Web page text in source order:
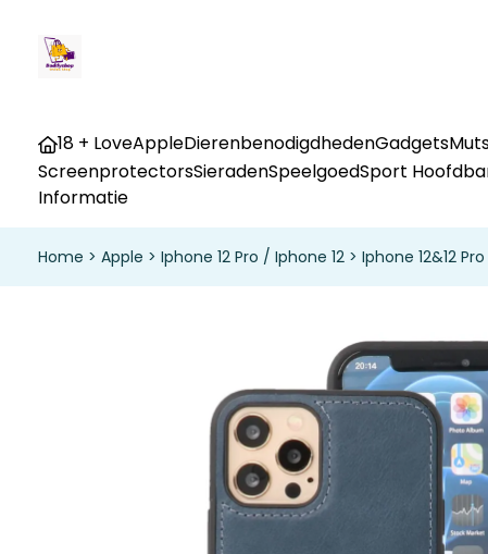
18 + LoveAppleDierenbenodigdhedenGadgets
ScreenprotectorsSieradenSpeelgoedSport
Informatie
Home > Apple > Iphone 12 Pro / Iphone 12 > Iphone 12&12